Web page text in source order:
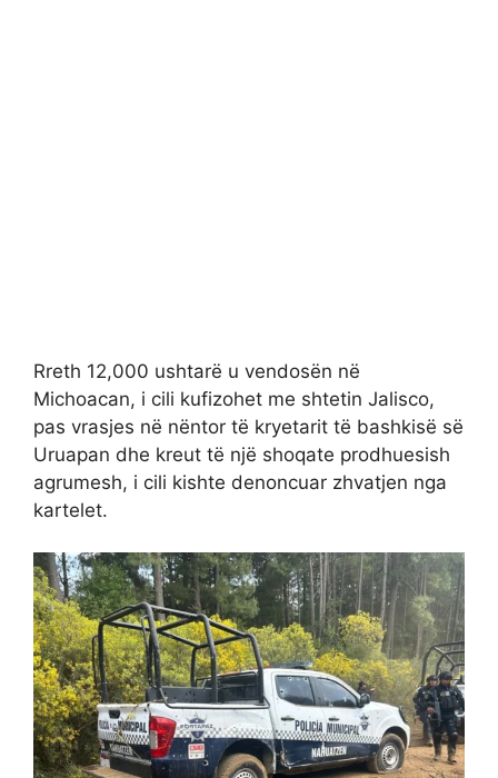
Rreth 12,000 ushtarë u vendosën në
Michoacan, i cili kufizohet me shtetin Jalisco,
pas vrasjes në nëntor të kryetarit të bashkisë së
Uruapan dhe kreut të një shoqate prodhuesish
agrumesh, i cili kishte denoncuar zhvatjen nga
kartelet.